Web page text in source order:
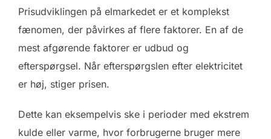
Prisudviklingen på elmarkedet er et komplekst
fænomen, der påvirkes af flere faktorer. En af de
mest afgørende faktorer er udbud og
efterspørgsel. Når efterspørgslen efter elektricitet
er høj, stiger prisen.
Dette kan eksempelvis ske i perioder med ekstrem
kulde eller varme, hvor forbrugerne bruger mere